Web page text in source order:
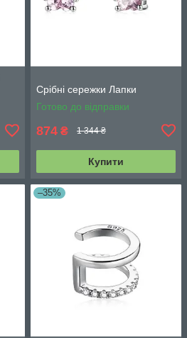
Срібні сережки Лапки
Готово до відправки
874 ₴ 1 344 ₴
Купити
–35%